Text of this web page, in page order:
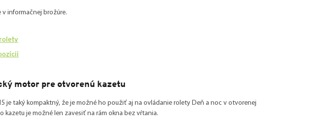
informačnej brožúre.
motor pre otvorenú kazetu
je taký kompaktný, že je možné ho použiť aj na ovládanie rolety Deň a noc v otvorenej
kazetu je možné len zavesiť na rám okna bez vŕtania.